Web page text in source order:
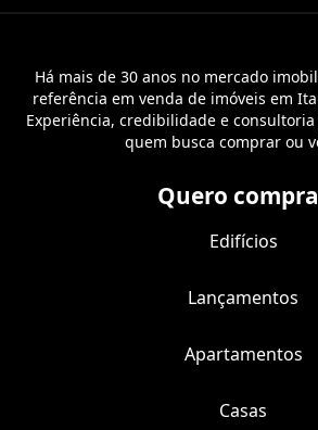
Há mais de 30 anos no mercado
referência em venda de imóveis em
Experiência, credibilidade e
quem busca comprar ou
Quero
Edifícios
Lançamentos
Apartamentos
Casas